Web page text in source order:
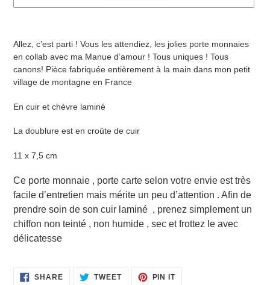
product
Allez, c’est parti ! Vous les attendiez, les jolies porte monnaies
en collab avec ma Manue d’amour ! Tous uniques ! Tous
canons! Pièce fabriquée entièrement à la main dans mon petit
village de montagne en France
En cuir et chèvre laminé
La doublure est en croûte de cuir
11 x 7,5 cm
Ce porte monnaie , porte carte selon votre envie est très
facile d’entretien mais mérite un peu d’attention . Afin de
prendre soin de son cuir laminé , prenez simplement un
chiffon non teinté , non humide , sec et frottez le avec
délicatesse
SHARESHARE TWEETTWEET
PIN ITPIN